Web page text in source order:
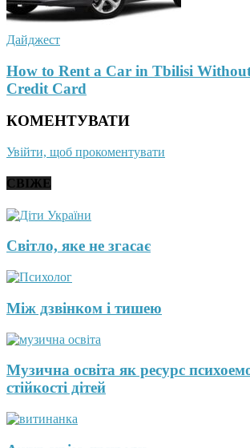
Дайджест
How to Rent a Car in Tbilisi
Credit Card
КОМЕНТУВАТИ
Увійти, щоб прокоментувати
СВІЖЕ
Світло, яке не згасає
Між дзвінком і тишею
Музична освіта як ресурс
стійкості дітей